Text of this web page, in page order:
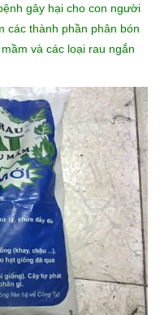
gây hại cho con người
các thành phần phân bón
và các loại rau ngắn